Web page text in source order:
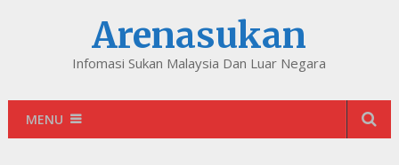
Arenasukan
Infomasi Sukan Malaysia Dan Luar Negara
MENU